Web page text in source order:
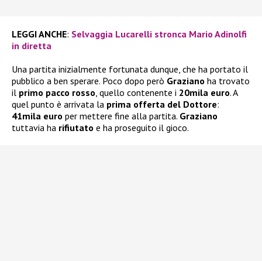
LEGGI ANCHE: Selvaggia Lucarelli stronca Mario Adinolfi
in diretta
Una partita inizialmente fortunata dunque, che ha portato il
pubblico a ben sperare. Poco dopo però Graziano ha trovato
il primo pacco rosso, quello contenente i 20mila euro. A
quel punto è arrivata la prima offerta del Dottore:
41mila euro per mettere fine alla partita. Graziano
tuttavia ha rifiutato e ha proseguito il gioco.